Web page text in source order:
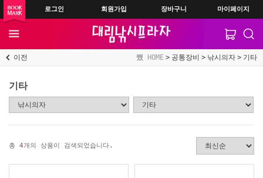
로그인 회원가입 장바구니 마이페이지
이전 HOME 공통장비 낚시의자 기타
기타
총 4개의 상품이 검색되었습니다.